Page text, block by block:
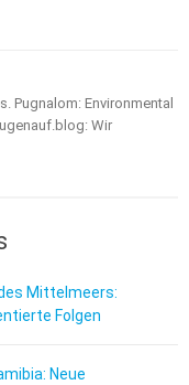
Pugnalom: Environmental
Wir
Mittelmeers:
Folgen
Neue